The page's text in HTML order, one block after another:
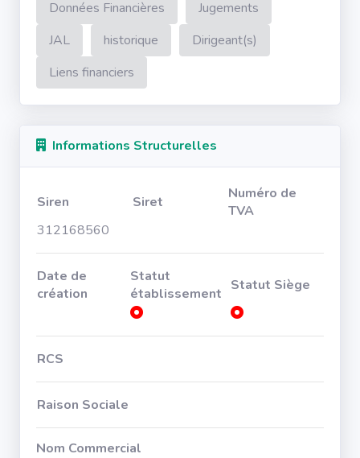
Données Financières
Jugements
JAL
historique
Dirigeant(s)
Liens financiers
Informations Structurelles
Siren Siret
Numéro de
TVA
312168560
Date de
création
Statut
établissement Statut Siège
RCS
Raison Sociale
Nom Commercial